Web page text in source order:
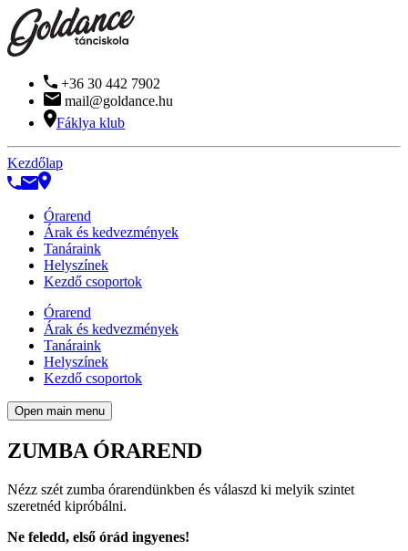
+36 30 442 7902
mail@goldance.hu
Fáklya klub
Kezdőlap
Órarend
Árak és kedvezmények
Tanáraink
Helyszínek
Kezdő csoportok
Órarend
Árak és kedvezmények
Tanáraink
Helyszínek
Kezdő csoportok
Open main menu
ZUMBA ÓRAREND
Nézz szét zumba órarendünkben és válaszd ki melyik szintet
szeretnéd kipróbálni.
Ne feledd, első órád ingyenes!